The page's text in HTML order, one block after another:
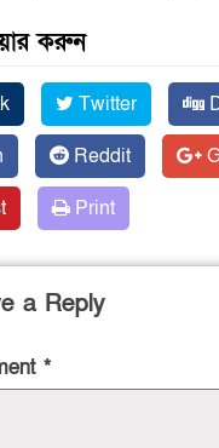
করুন
Twitter
Reddit
Print
a Reply
*